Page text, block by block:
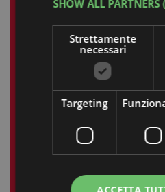
M M
6 8
13 15
20 21 22
27 28 29
SHOW ALL PARTNERS
Strettamente
necessari
Targeting
ACCETTA